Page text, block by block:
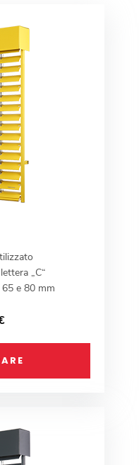
„C“
65 e 80 mm